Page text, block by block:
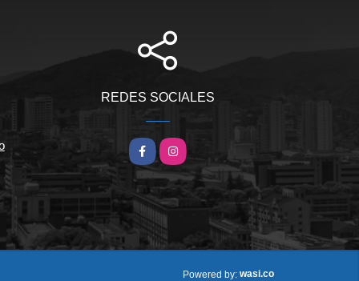
REDES SOCIALES
Facebook
Instagram
Powered by: wasi.co